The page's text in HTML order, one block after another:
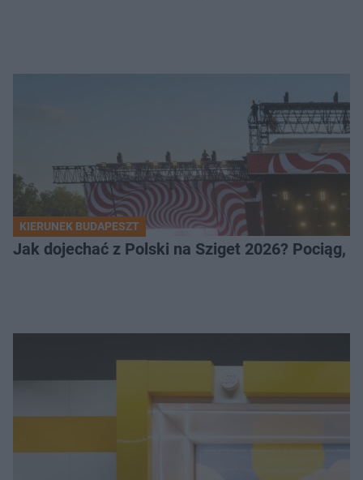
KIERUNEK BUDAPESZT
Jak dojechać z Polski na Sziget 2026? Pociąg,